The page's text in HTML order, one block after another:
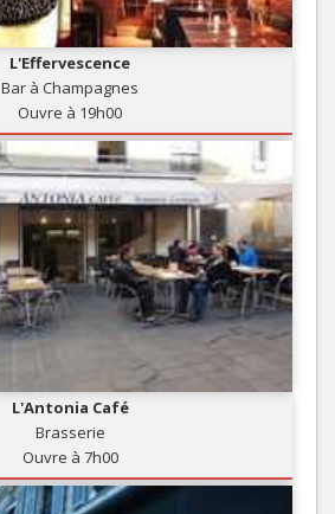
L'Effervescence
Bar à Champagnes
Ouvre à 19h00
L'Antonia Café
Brasserie
Ouvre à 7h00